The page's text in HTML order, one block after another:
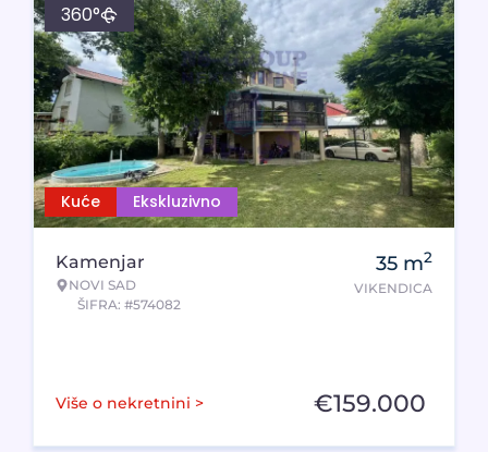
Kuće Ekskluzivno
360°
Kamenjar
NOVI SAD
ŠIFRA: #574082
35 m2
VIKENDICA
Više o nekretnini > €159.000